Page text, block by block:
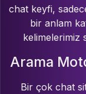
chat keyfi,
bir anlam
kelimelerimiz
Arama
Bir çok chat